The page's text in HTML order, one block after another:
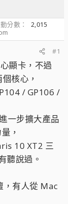
分數
2,015
#1
顯卡，不過
核心，
/ GP106 /
一步擴大產品
，
10 XT2 三
聽說過。
，有人從 Mac